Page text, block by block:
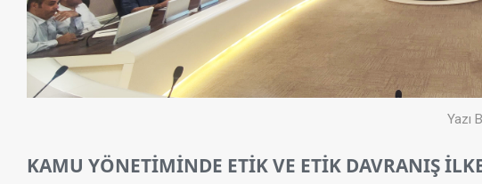
Yazı
KAMU YÖNETİMİNDE ETİK VE ETİK DAVRANIŞ